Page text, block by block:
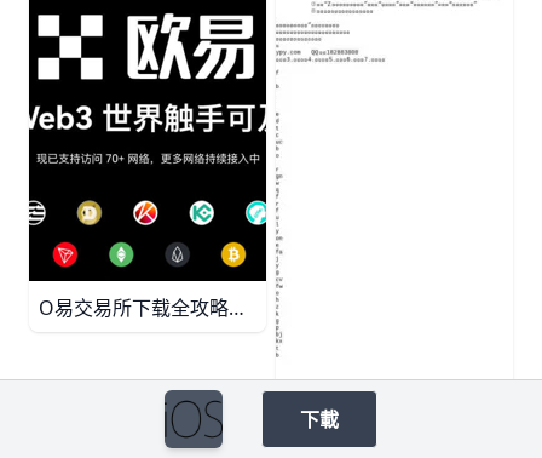
O易交易所下载全攻略：官网入口速get最新动态！ 欧e交易所官网主页直达下载教程和最新动态，支持500+币种交易。跟随本指南，轻松安装APP，掌握公告和安全提示，提升交易效率。
下載